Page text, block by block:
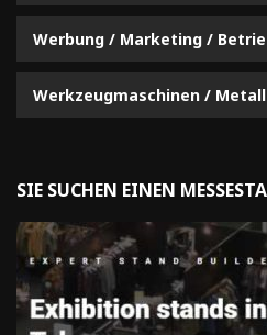
Werbung / Marketing /
Werkzeugmaschinen /
SIE SUCHEN EINEN